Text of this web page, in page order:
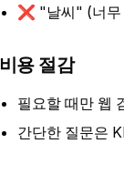
❌ "날씨" (너무
비용 절감
필요할 때만 웹
간단한 질문은